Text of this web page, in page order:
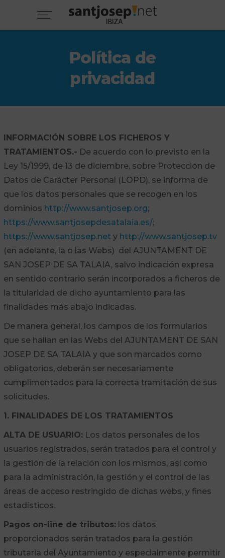
Política de
privacidad
INFORMACIÓN SOBRE LOS FICHEROS Y
TRATAMIENTOS.- De acuerdo con lo previsto en la
Ley 15/1999, de 13 de diciembre, sobre Protección de
Datos de Carácter Personal (LOPD), se informa de
que los datos personales que se recogen en los
dominios http://www.santjosep.org;
https://www.santjosepdesatalaia.es/;
https://www.santjosep.net y http://www.santjosep.tv
(en adelante, la o las Webs) del AJUNTAMENT DE
SAN JOSEP DE SA TALAIA, salvo indicación expresa
en sentido contrario serán incorporados a ficheros de
la titularidad de dicho ayuntamiento para las
finalidades más abajo indicadas.
De manera general, los campos de los formularios
que se hallan en las Webs del AJUNTAMENT DE SAN
JOSEP DE SA TALAIA y que son marcados como
obligatorios, deberán ser necesariamente
cumplimentados para la correcta tramitación de sus
solicitudes.
1. FINALIDADES DE LOS TRATAMIENTOS
ALTA DE USUARIO: Los datos personales de los
usuarios registrados, serán tratados para el control y
la gestión de la relación con los mismos, así como
para la administración, la gestión y el control de las
áreas de acceso restringido de dichas webs, y fines
estadísticos.
Pagos on-line de tributos: los datos
proporcionados serán tratados para la gestión
tributaria del Ayuntamiento y especialmente permitir